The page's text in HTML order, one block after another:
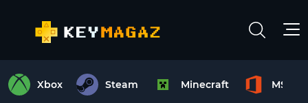
Xbox Steam Minecraft MS